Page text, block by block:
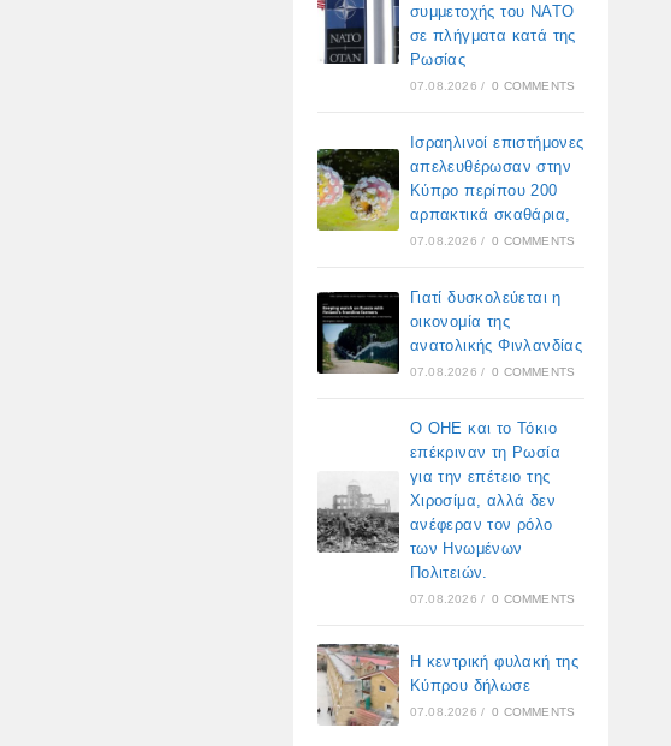
συμμετοχής του ΝΑΤΟ
σε πλήγματα κατά της
Ρωσίας
07.08.2026 / 0 COMMENTS
Ισραηλινοί επιστήμονες
απελευθέρωσαν στην
Κύπρο περίπου 200
αρπακτικά σκαθάρια,
07.08.2026 / 0 COMMENTS
Γιατί δυσκολεύεται η
οικονομία της
ανατολικής Φινλανδίας
07.08.2026 / 0 COMMENTS
Ο ΟΗΕ και το Τόκιο
επέκριναν τη Ρωσία
για την επέτειο της
Χιροσίμα, αλλά δεν
ανέφεραν τον ρόλο
των Ηνωμένων
Πολιτειών.
07.08.2026 / 0 COMMENTS
Η κεντρική φυλακή της
Κύπρου δήλωσε
07.08.2026 / 0 COMMENTS